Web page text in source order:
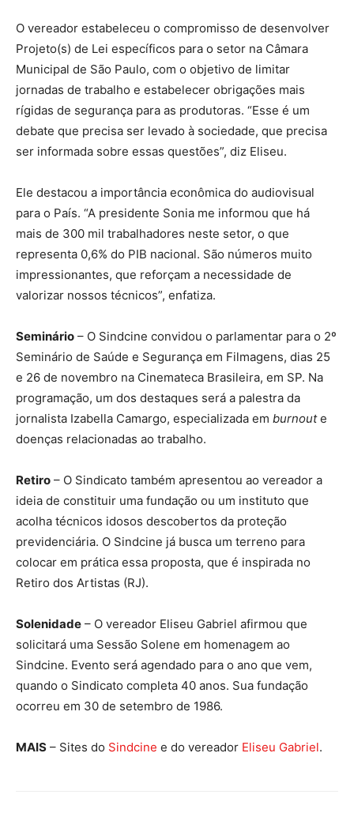
O vereador estabeleceu o compromisso de desenvolver
Projeto(s) de Lei específicos para o setor na Câmara
Municipal de São Paulo, com o objetivo de limitar
jornadas de trabalho e estabelecer obrigações mais
rígidas de segurança para as produtoras. “Esse é um
debate que precisa ser levado à sociedade, que precisa
ser informada sobre essas questões”, diz Eliseu.
Ele destacou a importância econômica do audiovisual
para o País. “A presidente Sonia me informou que há
mais de 300 mil trabalhadores neste setor, o que
representa 0,6% do PIB nacional. São números muito
impressionantes, que reforçam a necessidade de
valorizar nossos técnicos”, enfatiza.
Seminário – O Sindcine convidou o parlamentar para o 2º
Seminário de Saúde e Segurança em Filmagens, dias 25
e 26 de novembro na Cinemateca Brasileira, em SP. Na
programação, um dos destaques será a palestra da
jornalista Izabella Camargo, especializada em burnoute
doenças relacionadas ao trabalho.
Retiro – O Sindicato também apresentou ao vereador a
ideia de constituir uma fundação ou um instituto que
acolha técnicos idosos descobertos da proteção
previdenciária. O Sindcine já busca um terreno para
colocar em prática essa proposta, que é inspirada no
Retiro dos Artistas (RJ).
Solenidade – O vereador Eliseu Gabriel afirmou que
solicitará uma Sessão Solene em homenagem ao
Sindcine. Evento será agendado para o ano que vem,
quando o Sindicato completa 40 anos. Sua fundação
ocorreu em 30 de setembro de 1986.
MAIS – Sites do Sindcine e do vereador Eliseu Gabriel.